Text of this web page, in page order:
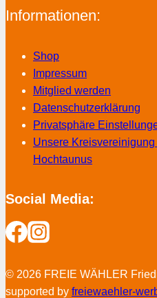
Informationen:
Shop
Impressum
Mitglied werden
Datenschutzerklärung
Privatsphäre
Unsere
Hochtaunus
Social Media:
© 2026 FREIE WÄHLER
supported by freiewaehler-